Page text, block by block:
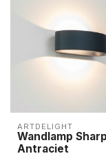
ARTDELIGHT
Wandlamp
Antraciet